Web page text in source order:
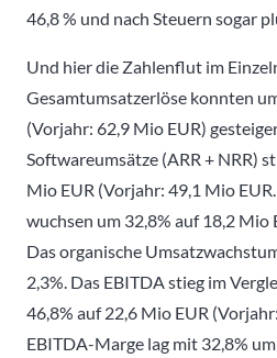
46,8 % und nach Steuern sogar
Und hier die Zahlenflut im
Gesamtumsatzerlöse konnten
(Vorjahr: 62,9 Mio EUR)
Softwareumsätze (ARR + NRR)
Mio EUR (Vorjahr: 49,1 Mio
wuchsen um 32,8% auf 18,2 Mio
Das organische
2,3%. Das EBITDA stieg im
46,8% auf 22,6 Mio EUR
EBITDA-Marge lag mit 32,8%